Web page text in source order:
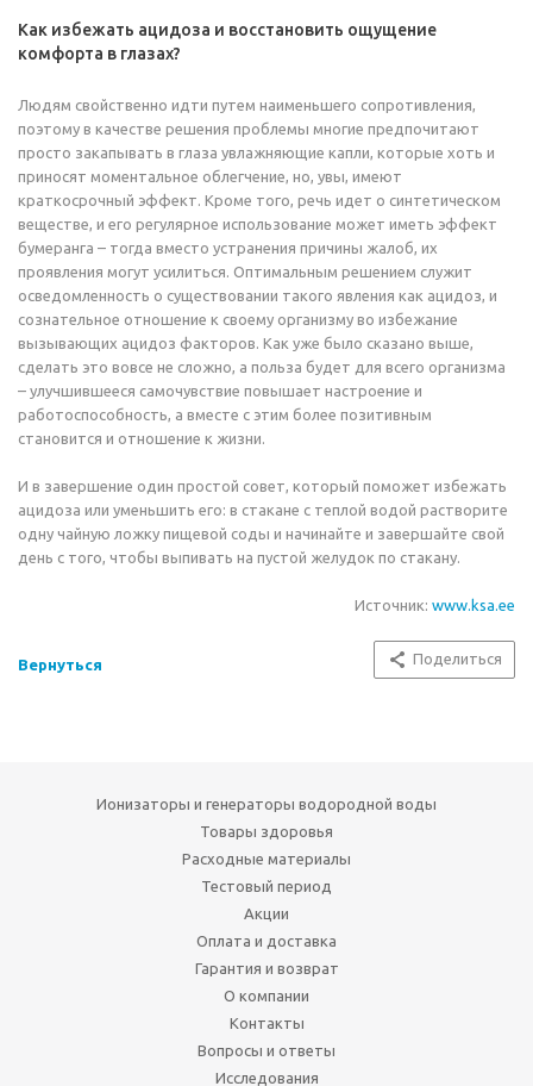
Как избежать ацидоза и восстановить ощущение
комфорта в глазах?
Людям свойственно идти путем наименьшего сопротивления,
поэтому в качестве решения проблемы многие предпочитают
просто закапывать в глаза увлажняющие капли, которые хоть и
приносят моментальное облегчение, но, увы, имеют
краткосрочный эффект. Кроме того, речь идет о синтетическом
веществе, и его регулярное использование может иметь эффект
бумеранга – тогда вместо устранения причины жалоб, их
проявления могут усилиться. Оптимальным решением служит
осведомленность о существовании такого явления как ацидоз, и
сознательное отношение к своему организму во избежание
вызывающих ацидоз факторов. Как уже было сказано выше,
сделать это вовсе не сложно, а польза будет для всего организма
– улучшившееся самочувствие повышает настроение и
работоспособность, а вместе с этим более позитивным
становится и отношение к жизни.
И в завершение один простой совет, который поможет избежать
ацидоза или уменьшить его: в стакане с теплой водой растворите
одну чайную ложку пищевой соды и начинайте и завершайте свой
день с того, чтобы выпивать на пустой желудок по стакану.
Источник: www.ksa.ee
Вернуться Поделиться
Ионизаторы и генераторы водородной воды
Товары здоровья
Расходные материалы
Тестовый период
Акции
Оплата и доставка
Гарантия и возврат
О компании
Контакты
Вопросы и ответы
Исследования